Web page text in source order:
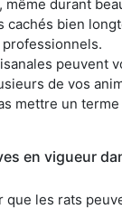
même durant
cachés bien
peuvent
de vos
mettre un
en vigueur
que les rats